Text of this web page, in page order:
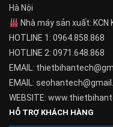
Hà Nội
Nhà máy sản xuất: KCN
HOTLINE 1: 0964.858.868
HOTLINE 2: 0971.648.868
EMAIL:
EMAIL:
WEBSITE:
HỖ TRỢ KHÁCH HÀNG